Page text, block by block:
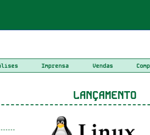
Imprensa Vendas
LANÇAMENTO